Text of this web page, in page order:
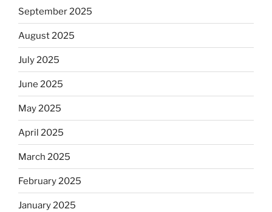
September 2025
August 2025
July 2025
June 2025
May 2025
April 2025
March 2025
February 2025
January 2025